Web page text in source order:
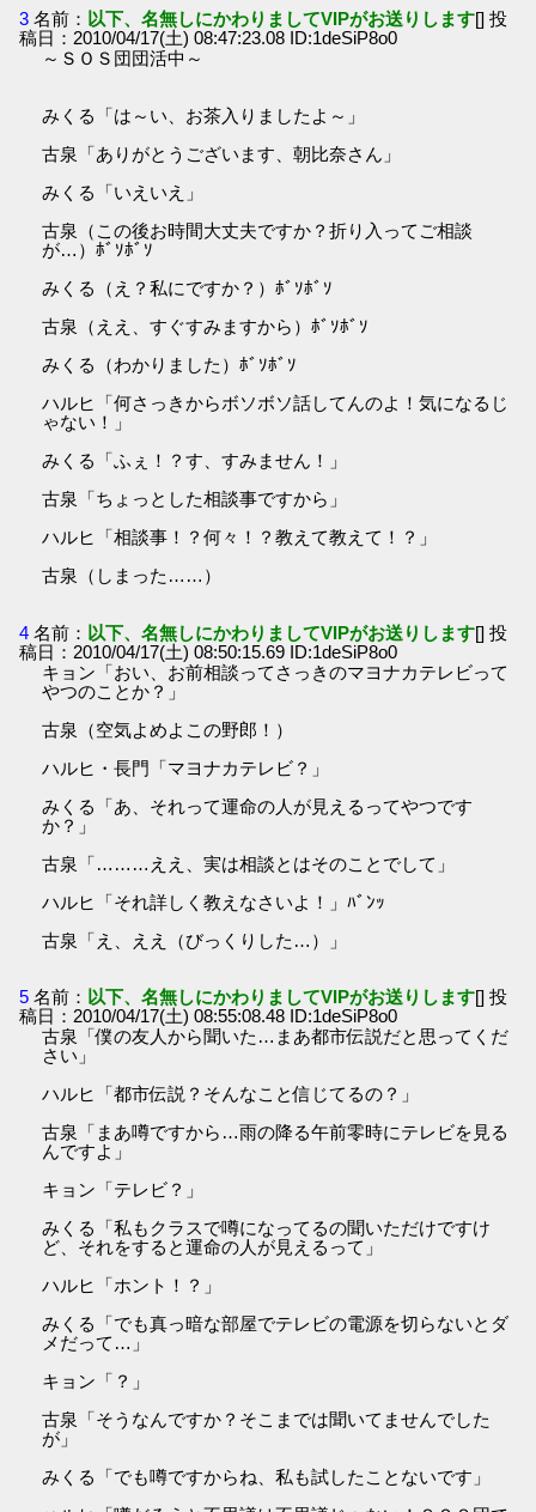
3 名前： 以下、名無しにかわりましてVIPがお送りします[] 投
稿日：2010/04/17(土) 08:47:23.08 ID:1deSiP8o0
～ＳＯＳ団団活中～
みくる「は～い、お茶入りましたよ～」
古泉「ありがとうございます、朝比奈さん」
みくる「いえいえ」
古泉（この後お時間大丈夫ですか？折り入ってご相談
が…）ﾎﾞｿﾎﾞｿ
みくる（え？私にですか？）ﾎﾞｿﾎﾞｿ
古泉（ええ、すぐすみますから）ﾎﾞｿﾎﾞｿ
みくる（わかりました）ﾎﾞｿﾎﾞｿ
ハルヒ「何さっきからボソボソ話してんのよ！気になるじ
ゃない！」
みくる「ふぇ！？す、すみません！」
古泉「ちょっとした相談事ですから」
ハルヒ「相談事！？何々！？教えて教えて！？」
古泉（しまった……）
4 名前： 以下、名無しにかわりましてVIPがお送りします[] 投
稿日：2010/04/17(土) 08:50:15.69 ID:1deSiP8o0
キョン「おい、お前相談ってさっきのマヨナカテレビって
やつのことか？」
古泉（空気よめよこの野郎！）
ハルヒ・長門「マヨナカテレビ？」
みくる「あ、それって運命の人が見えるってやつです
か？」
古泉「………ええ、実は相談とはそのことでして」
ハルヒ「それ詳しく教えなさいよ！」ﾊﾞﾝｯ
古泉「え、ええ（びっくりした…）」
5 名前： 以下、名無しにかわりましてVIPがお送りします[] 投
稿日：2010/04/17(土) 08:55:08.48 ID:1deSiP8o0
古泉「僕の友人から聞いた…まあ都市伝説だと思ってくだ
さい」
ハルヒ「都市伝説？そんなこと信じてるの？」
古泉「まあ噂ですから…雨の降る午前零時にテレビを見る
んですよ」
キョン「テレビ？」
みくる「私もクラスで噂になってるの聞いただけですけ
ど、それをすると運命の人が見えるって」
ハルヒ「ホント！？」
みくる「でも真っ暗な部屋でテレビの電源を切らないとダ
メだって…」
キョン「？」
古泉「そうなんですか？そこまでは聞いてませんでした
が」
みくる「でも噂ですからね、私も試したことないです」